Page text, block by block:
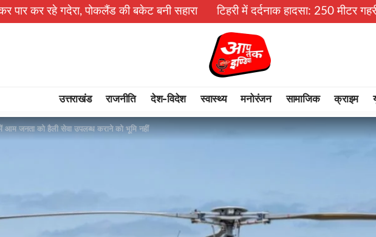
पोकलैंड की बकेट बनी सहारा टिहरी में दर्दनाक हादसा: 250 मीटर गहरी खाई में गिरी
उत्तराखंड राजनीति देश-विदेश स्वास्थ्य मनोरंजन सामाजिक क्राइम
आम जनता को हैली सेवा उपलब्ध कराने को भूमि नहीं